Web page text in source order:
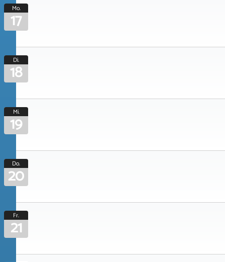
Mo.
17
Di.
18
Mi.
19
Do.
20
Fr.
21